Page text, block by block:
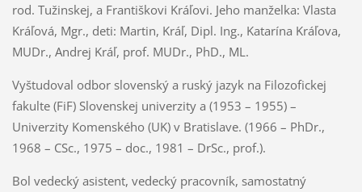
rod. Tužinskej, a Františkovi Kráľovi. Jeho manželka: Vlasta
Kráľová, Mgr., deti: Martin, Kráľ, Dipl. Ing., Katarína Kráľova,
MUDr., Andrej Kráľ, prof. MUDr., PhD., ML.
Vyštudoval odbor slovenský a ruský jazyk na Filozofickej
fakulte (FiF) Slovenskej univerzity a (1953 – 1955) –
Univerzity Komenského (UK) v Bratislave. (1966 – PhDr.,
1968 – CSc., 1975 – doc., 1981 – DrSc., prof.).
Bol vedecký asistent, vedecký pracovník, samostatný